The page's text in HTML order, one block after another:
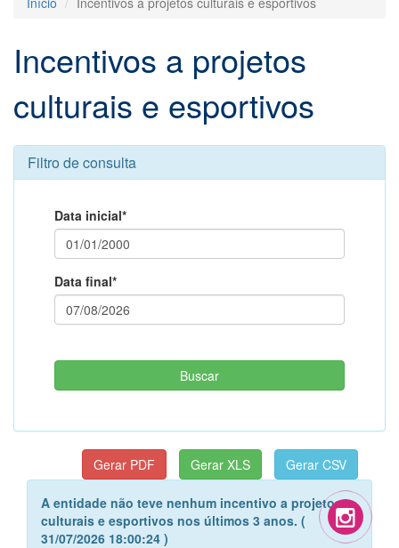
Incentivos a projetos
culturais e esportivos
Filtro de consulta
Data inicial*
Data final*
A entidade não teve nenhum incentivo a projetos
culturais e esportivos nos últimos 3 anos. (
31/07/2026 18:00:24 )